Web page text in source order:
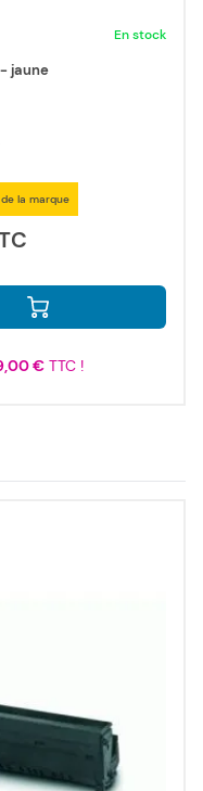
En stock
jaune
la marque
€TTC !